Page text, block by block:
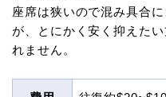
座席は狭いので混み具合
が、とにかく安く抑えた
れません。